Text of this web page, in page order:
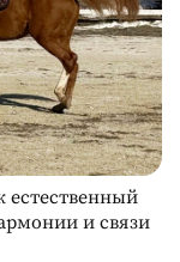
естественный
и связи